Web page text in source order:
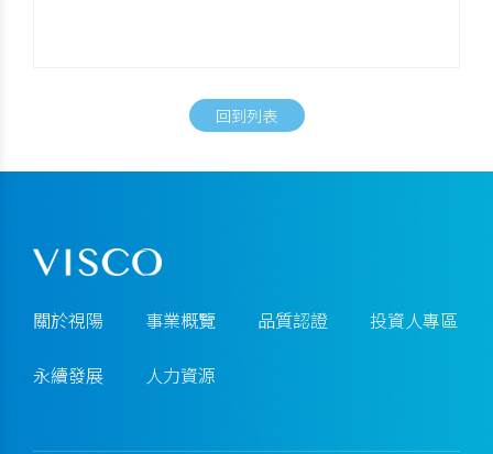
回到列表
關於視陽 事業概覽 品質認證 投資人專區
永續發展 人力資源